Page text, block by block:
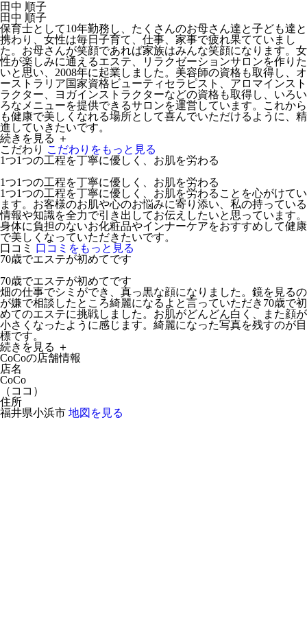
田中 順子
田中 順子
保育士として10年勤務し、たくさんのお母さん達と子ども達と
携わり、女性は毎日子育て、仕事、家事で疲れ果てていまし
た。お母さんが笑顔であれば家族はみんな笑顔になります。女
性が楽しみに通えるエステ、リラクゼーションサロンを作りた
いと思い、2008年に起業しました。美容師の資格も取得し、オ
ーストラリア国家資格ビューティセラピスト、アロマインスト
ラクター、ヨガインストラクターなどの資格も取得し、いろい
ろなメニューを提供できるサロンを運営しています。これから
も健康で美しくなれる場所として喜んでいただけるように、精
進していきたいです。
続きを見る ＋
こだわり こだわりをもっと見る
1つ1つの工程を丁寧に優しく、お肌を労わる
1つ1つの工程を丁寧に優しく、お肌を労わる
1つ1つの工程を丁寧に優しく、お肌を労わることを心がけてい
ます。お客様のお肌や心のお悩みに寄り添い、私の持っている
情報や知識を全力で引き出してお伝えしたいと思っています。
身体に負担のないお化粧品やインナーケアをおすすめして健康
で美しくなっていただきたいです。
口コミ 口コミをもっと見る
70歳でエステが初めてです
70歳でエステが初めてです
畑の仕事でシミができ、真っ黒な顔になりました。鏡を見るの
が嫌で相談したところ綺麗になるよと言っていただき70歳で初
めてのエステに挑戦しました。お肌がどんどん白く、また顔が
小さくなったように感じます。綺麗になった写真を残すのが目
標です。
続きを見る ＋
CoCoの店舗情報
店名
CoCo
（ ココ ）
住所
福井県小浜市 地図を見る